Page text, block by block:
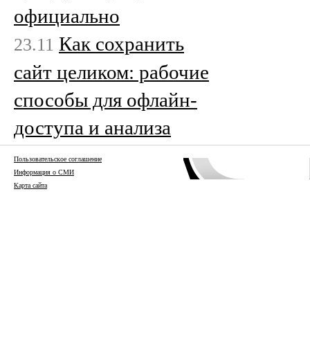
официально
23.11 Как сохранить
сайт целиком: рабочие
способы для офлайн-
доступа и анализа
Пользовательское соглашение
Информация о СМИ
Карта сайта